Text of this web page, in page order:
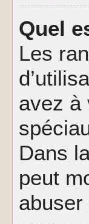
Quel
Les
avez à
Dans
peut